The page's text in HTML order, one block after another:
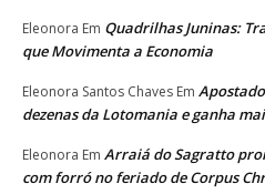
Eleonora Em Quadrilhas Juninas:
que Movimenta a Economia
Eleonora Santos Chaves Em
dezenas da Lotomania e ganha
Eleonora Em Arraiá do Sagratto
com forró no feriado de Corpus